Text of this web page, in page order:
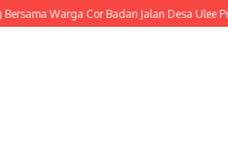
Warga Cor Badan Jalan Desa Ulee Pulo